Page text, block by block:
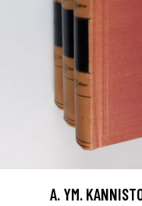
A. YM.